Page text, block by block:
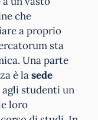
che
a proprio
sta
Una parte
è lasede
agli studenti un
loro